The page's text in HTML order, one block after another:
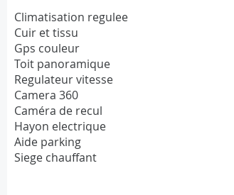
Climatisation regulee
Cuir et tissu
Gps couleur
Toit panoramique
Regulateur vitesse
Camera 360
Caméra de recul
Hayon electrique
Aide parking
Siege chauffant